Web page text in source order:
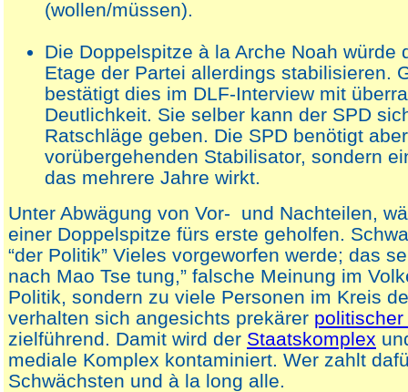
(wollen/müssen).
Die Doppelspitze à la Arche Noah würde
Etage der Partei allerdings stabilisieren.
bestätigt dies im DLF-Interview mit
Deutlichkeit. Sie selber kann der SPD
Ratschläge geben. Die SPD benötigt
vorübergehenden Stabilisator, sondern
das mehrere Jahre wirkt.
Unter Abwägung von Vor- und Nachteilen,
einer Doppelspitze fürs erste geholfen.
“der Politik” Vieles vorgeworfen werde; das
nach Mao Tse tung,” falsche Meinung im
Politik, sondern zu viele Personen im Kreis
verhalten sich angesichts prekärer
zielführend. Damit wird der Staatskomplex
mediale Komplex kontaminiert. Wer zahlt
Schwächsten und à la long alle.